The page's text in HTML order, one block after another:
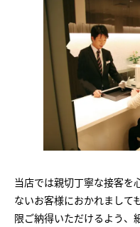
当店では親切丁寧な接客を
ないお客様におかれまして
限ご納得いただけるよう、